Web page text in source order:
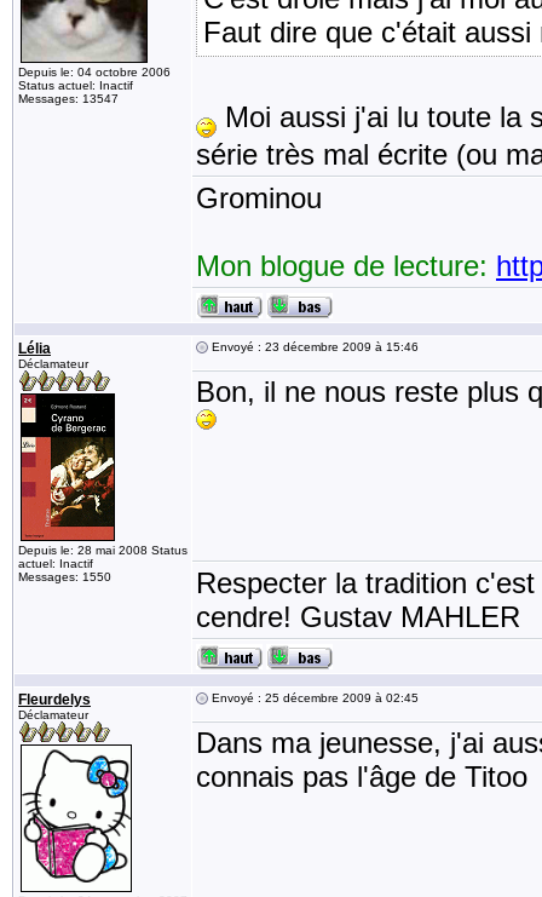
Depuis le: 04 octobre 2006
Status actuel: Inactif
Messages: 13547
Faut dire que c'était
Moi aussi j'ai lu toute la
série très mal écrite (ou
Grominou
Mon blogue de lecture:
Lélia
Déclamateur
Depuis le: 28 mai 2008 Status
actuel: Inactif
Messages: 1550
Envoyé : 23 décembre 2009 à 15:46
Bon, il ne nous reste plus
Respecter la tradition
cendre! Gustav MAHLER
Fleurdelys
Déclamateur
Envoyé : 25 décembre 2009 à 02:45
Dans ma jeunesse, j'ai
connais pas l'âge de Titoo